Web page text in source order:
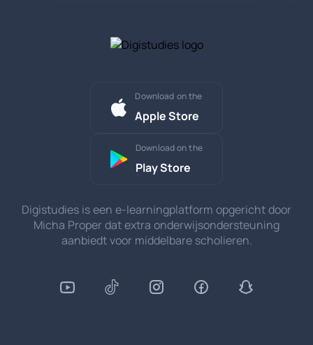
Download on the
Apple Store
Download on the
Play Store
Digistudies is een e-learningplatform opgericht door
Micha Proper dat extra onderwijsondersteuning
aanbiedt voor middelbare scholieren.